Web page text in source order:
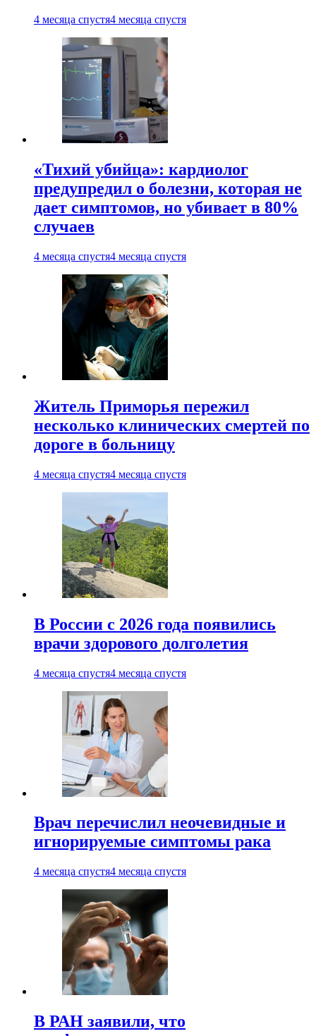
4 месяца спустя4 месяца спустя
«Тихий убийца»: кардиолог
предупредил о болезни, которая не
дает симптомов, но убивает в 80%
случаев
4 месяца спустя4 месяца спустя
Житель Приморья пережил
несколько клинических смертей по
дороге в больницу
4 месяца спустя4 месяца спустя
В России с 2026 года появились
врачи здорового долголетия
4 месяца спустя4 месяца спустя
Врач перечислил неочевидные и
игнорируемые симптомы рака
4 месяца спустя4 месяца спустя
В РАН заявили, что